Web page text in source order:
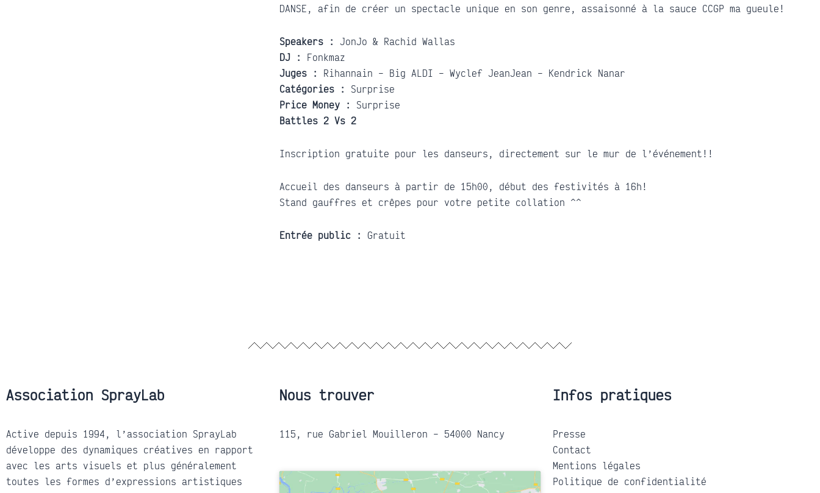
DANSE, afin de créer un spectacle unique en son genre, assaisonné à la sauce CCGP ma gueule!
Speakers : JonJo & Rachid Wallas
DJ :
Fonkmaz
Juges :
Rihannain – Big ALDI – Wyclef JeanJean – Kendrick Nanar
Catégories :
Surprise
Price Money :
Surprise
Battles 2 Vs 2
Inscription gratuite pour les danseurs, directement sur le mur de l’événement!!
Accueil des danseurs à partir de 15h00, début des festivités à 16h!
Stand gauffres et crêpes pour votre petite collation ^^
Entrée public : Gratuit
Association SprayLab
Active depuis 1994, l’association SprayLab
développe des dynamiques créatives en rapport
avec les arts visuels et plus généralement
toutes les formes d’expressions artistiques
Nous trouver
115, rue Gabriel Mouilleron – 54000 Nancy
Infos pratiques
Presse
Contact
Mentions légales
Politique de confidentialité